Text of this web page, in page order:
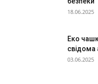
18.06.2025
Еко
свідома
03.06.2025